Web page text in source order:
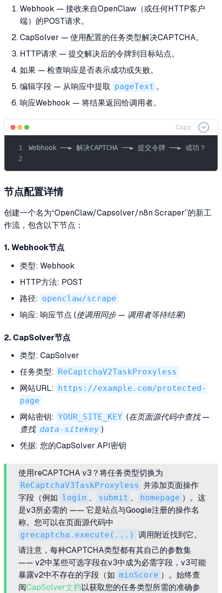
Webhook — 接收来自OpenClaw（或任何HTTP客户
端）的POST请求。
CapSolver — 使用配置的任务类型解决CAPTCHA。
HTTP请求 — 提交解决后的令牌到目标站点。
如果 — 检查响应是否表示成功或失败。
编辑字段 — 从响应中提取 pageText 。
响应Webhook — 将结果返回给调用者。
Copy
Webhook ──► 解决CAPTCHA ──► 提交令牌 ──► 成功？
节点配置详情
创建一个名为“OpenClaw/Capsolver/n8n Scraper”的新工
作流，包含以下节点：
1. Webhook节点
类型: Webhook
HTTP方法: POST
路径: openclaw/scrape
响应: 响应节点 (使调用同步 — 调用者等待结果)
2. CapSolver节点
类型: CapSolver
任务类型: ReCaptchaV2TaskProxyless
网站URL:
https://example.com/protected-
page
网站密钥: YOUR_SITE_KEY (在页面源代码中查找 —
查找 data-sitekey )
凭据: 您的CapSolver API密钥
使用reCAPTCHA v3？将任务类型切换为
ReCaptchaV3TaskProxyless 并添加页面操作
字段（例如 login 、 submit 、 homepage ）。这
是v3所必需的 —— 它是站点与Google注册的操作名
称。您可以在页面源代码中
grecaptcha.execute(...) 调用附近找到它。
请注意，每种CAPTCHA类型都有其自己的参数集
—— v2中某些可选字段在v3中成为必需字段，v3可能
暴露v2中不存在的字段（如 minScore ）。始终查
阅CapSolver文档以获取您的任务类型所需的准确参